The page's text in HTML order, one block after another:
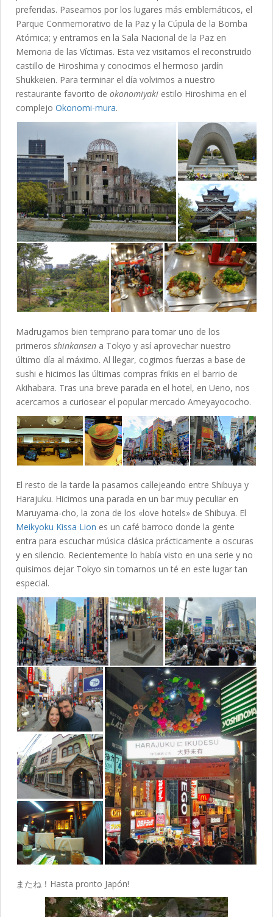
preferidas. Paseamos por los lugares más emblemáticos, el
Parque Conmemorativo de la Paz y la Cúpula de la Bomba
Atómica; y entramos en la Sala Nacional de la Paz en
Memoria de las Víctimas. Esta vez visitamos el reconstruido
castillo de Hiroshima y conocimos el hermoso jardín
Shukkeien. Para terminar el día volvimos a nuestro
restaurante favorito de okonomiyaki estilo Hiroshima en el
complejo Okonomi-mura.
Madrugamos bien temprano para tomar uno de los
primeros shinkansen a Tokyo y así aprovechar nuestro
último día al máximo. Al llegar, cogimos fuerzas a base de
sushi e hicimos las últimas compras frikis en el barrio de
Akihabara. Tras una breve parada en el hotel, en Ueno, nos
acercamos a curiosear el popular mercado Ameyayococho.
El resto de la tarde la pasamos callejeando entre Shibuya y
Harajuku. Hicimos una parada en un bar muy peculiar en
Maruyama-cho, la zona de los «love hotels» de Shibuya. El
Meikyoku Kissa Lion es un café barroco donde la gente
entra para escuchar música clásica prácticamente a oscuras
y en silencio. Recientemente lo había visto en una serie y no
quisimos dejar Tokyo sin tomarnos un té en este lugar tan
especial.
またね！Hasta pronto Japón!